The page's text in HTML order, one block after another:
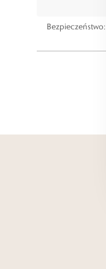
Bezpieczeństwo: